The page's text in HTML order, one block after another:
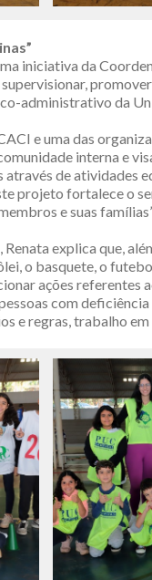
iniciativa da
administrativo da
e uma das
interna e
de atividades
projeto fortalece o
e suas
explica que,
o basquete, o
ações
com
e regras, trabalho